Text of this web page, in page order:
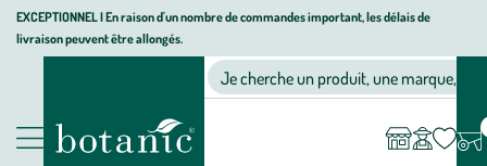
Aller
Aller
au
Aller
au
page
EXCEPTIONNEL I En raison d'un nombre de commandes important, les délais de
livraison peuvent être allongés.
Nos
animalerie,
décoration,
Je cherche un produit, une marque, un
compte